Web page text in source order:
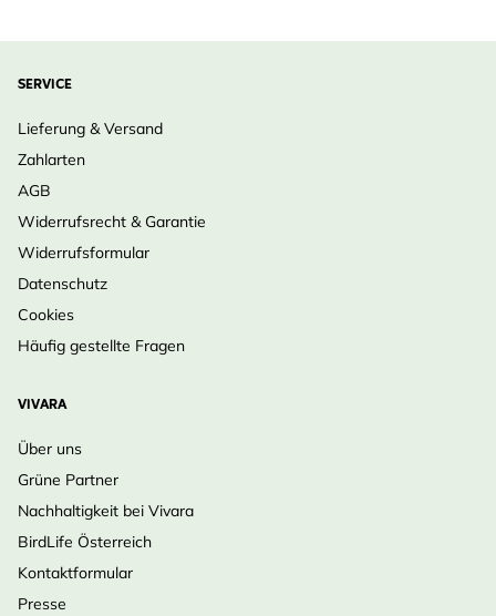
SERVICE
Lieferung & Versand
Zahlarten
AGB
Widerrufsrecht & Garantie
Widerrufsformular
Datenschutz
Cookies
Häufig gestellte Fragen
VIVARA
Über uns
Grüne Partner
Nachhaltigkeit bei Vivara
BirdLife Österreich
Kontaktformular
Presse